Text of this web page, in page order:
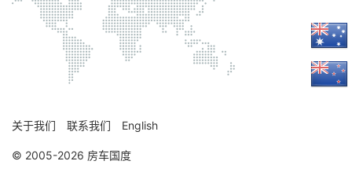
关于我们 联系我们 English
© 2005-2026 房车国度